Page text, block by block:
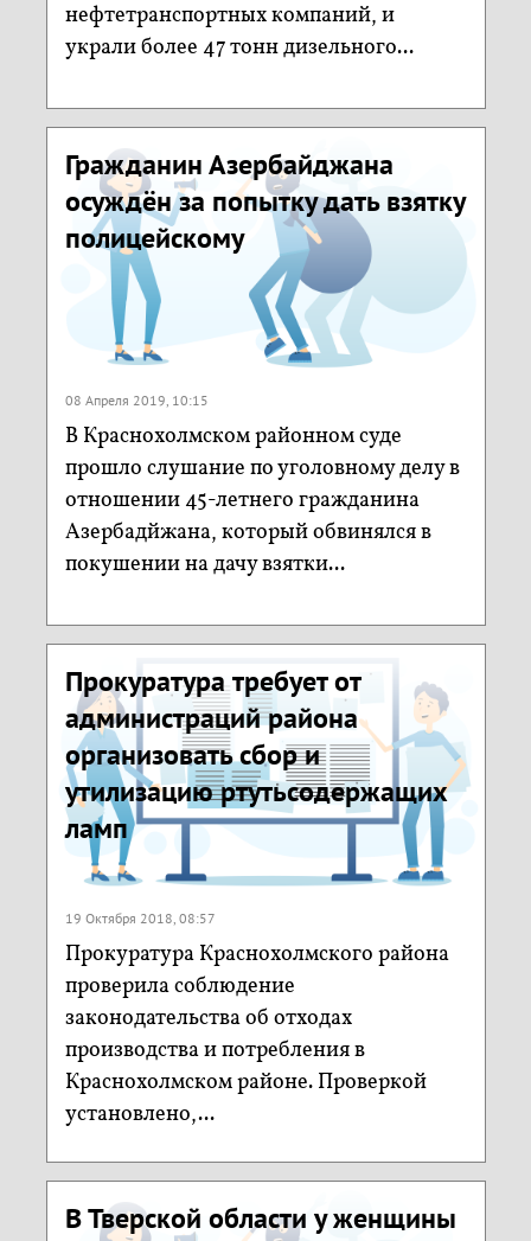
нефтетранспортных компаний, и
украли более 47 тонн дизельного...
Гражданин Азербайджана
осуждён за попытку дать взятку
полицейскому
08 Апреля 2019, 10:15
В Краснохолмском районном суде
прошло слушание по уголовному делу в
отношении 45-летнего гражданина
Азербадйжана, который обвинялся в
покушении на дачу взятки...
Прокуратура требует от
администраций района
организовать сбор и
утилизацию ртутьсодержащих
ламп
19 Октября 2018, 08:57
Прокуратура Краснохолмского района
проверила соблюдение
законодательства об отходах
производства и потребления в
Краснохолмском районе. Проверкой
установлено,...
В Тверской области у женщины